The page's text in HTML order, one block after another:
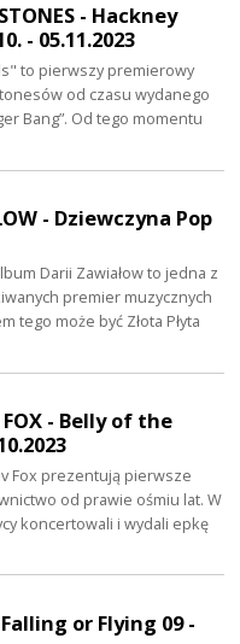
- Hackney
- 05.11.2023
to pierwszy premierowy
od czasu wydanego
Bang”. Od tego momentu
- Dziewczyna Pop
Darii Zawiałow to jedna z
premier muzycznych
tego może być Złota Płyta
FOX - Belly of the
Fox prezentują pierwsze
od prawie ośmiu lat. W
koncertowali i wydali epkę
Falling or Flying 09 -